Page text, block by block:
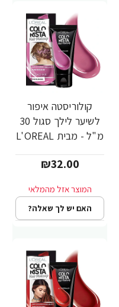
קולוריסטה איפור
לשיער לילך סגול 30
מ"ל - מבית L'OREAL
₪32.00
האם יש לך שאלה?